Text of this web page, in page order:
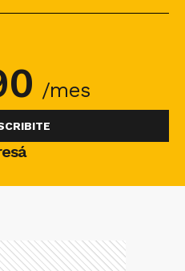
/mes